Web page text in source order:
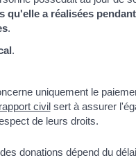
qu'elle a réalisées
.
.
uniquement le
rapport civilsert à assurer
de leurs droits.
donations dépend du